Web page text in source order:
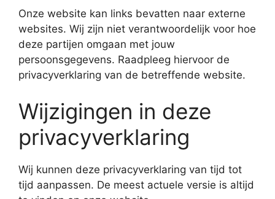
Onze website kan links bevatten naar externe
websites. Wij zijn niet verantwoordelijk voor hoe
deze partijen omgaan met jouw
persoonsgegevens. Raadpleeg hiervoor de
privacyverklaring van de betreffende website.
Wijzigingen in deze
privacyverklaring
Wij kunnen deze privacyverklaring van tijd tot
tijd aanpassen. De meest actuele versie is altijd